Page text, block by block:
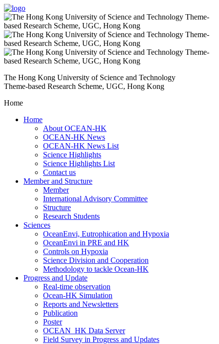
The Hong Kong University of Science and Technology
Theme-based Research Scheme, UGC, Hong Kong
Home
Home
About OCEAN-HK
OCEAN-HK News
OCEAN-HK News List
Science Highlights
Science Highlights List
Contact us
Member and Structure
Member
International Advisory Committee
Structure
Research Students
Sciences
OceanEnvi, Eutrophication and Hypoxia
OceanEnvi in PRE and HK
Controls on Hypoxia
Science Division and Cooperation
Methodology to tackle Ocean-HK
Progress and Update
Real-time observation
Ocean-HK Simulation
Reports and Newsletters
Publication
Poster
OCEAN_HK Data Server
Field Survey in Progress and Updates